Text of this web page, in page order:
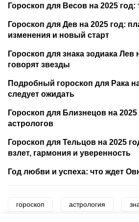
Гороскоп для Весов на 2025
Гороскоп для Дев на 2025 год:
изменения и новый старт
Гороскоп для знака зодиака Лев
говорят звезды
Подробный гороскоп для Рака
следует ожидать
Гороскоп для Близнецов на 2025
астрологов
Гороскоп для Тельцов на 2025
взлет, гармония и уверенность
Год любви и успеха: что ждет
гороскоп астрология